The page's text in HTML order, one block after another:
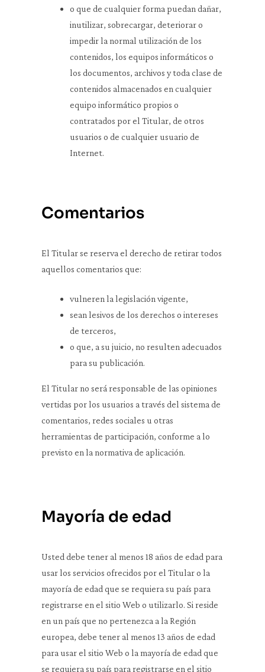
o que de cualquier forma puedan dañar,
inutilizar, sobrecargar, deteriorar o
impedir la normal utilización de los
contenidos, los equipos informáticos o
los documentos, archivos y toda clase de
contenidos almacenados en cualquier
equipo informático propios o
contratados por el Titular, de otros
usuarios o de cualquier usuario de
Internet.
Comentarios
El Titular se reserva el derecho de retirar todos
aquellos comentarios que:
vulneren la legislación vigente,
sean lesivos de los derechos o intereses
de terceros,
o que, a su juicio, no resulten adecuados
para su publicación.
El Titular no será responsable de las opiniones
vertidas por los usuarios a través del sistema de
comentarios, redes sociales u otras
herramientas de participación, conforme a lo
previsto en la normativa de aplicación.
Mayoría de edad
Usted debe tener al menos 18 años de edad para
usar los servicios ofrecidos por el Titular o la
mayoría de edad que se requiera su país para
registrarse en el sitio Web o utilizarlo. Si reside
en un país que no pertenezca a la Región
europea, debe tener al menos 13 años de edad
para usar el sitio Web o la mayoría de edad que
se requiera su país para registrarse en el sitio